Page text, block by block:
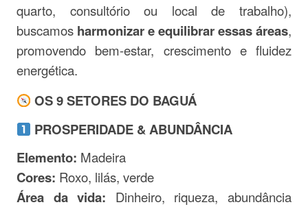
quarto, consultório ou local de trabalho),
buscamos harmonizar e equilibrar essas áreas,
promovendo bem-estar, crescimento e fluidez
energética.
OS 9 SETORES DO BAGUÁ
PROSPERIDADE & ABUNDÂNCIA
Elemento: Madeira
Cores: Roxo, lilás, verde
Área da vida: Dinheiro, riqueza, abundância